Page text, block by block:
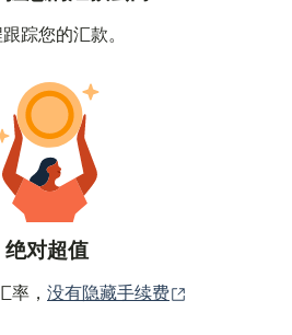
踪您的汇款。
绝对超值
率， 没有隐藏手续费